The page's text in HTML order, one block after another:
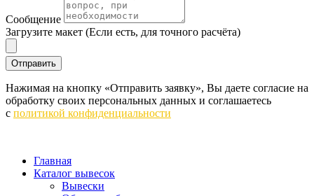
Сообщение
Загрузите макет (Если есть, для точного расчёта)
Отправить
Нажимая на кнопку «Отправить заявку», Вы даете согласие на
обработку своих персональных данных и соглашаетесь
c политикой конфиденциальности
Главная
Каталог вывесок
Вывески